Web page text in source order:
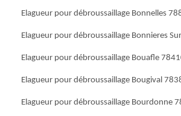
Elagueur pour débroussaillage Bonnelles
Elagueur pour débroussaillage Bonnieres
Elagueur pour débroussaillage Bouafle
Elagueur pour débroussaillage Bougival
Elagueur pour débroussaillage Bourdonne